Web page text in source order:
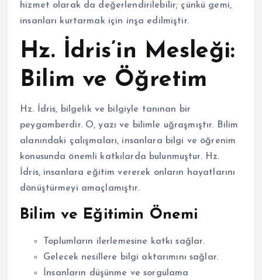
hizmet olarak da değerlendirilebilir; çünkü gemi,
insanları kurtarmak için inşa edilmiştir.
Hz. İdris’in Mesleği:
Bilim ve Öğretim
Hz. İdris, bilgelik ve bilgiyle tanınan bir
peygamberdir. O, yazı ve bilimle uğraşmıştır. Bilim
alanındaki çalışmaları, insanlara bilgi ve öğrenim
konusunda önemli katkılarda bulunmuştur. Hz.
İdris, insanlara eğitim vererek onların hayatlarını
dönüştürmeyi amaçlamıştır.
Bilim ve Eğitimin Önemi
Toplumların ilerlemesine katkı sağlar.
Gelecek nesillere bilgi aktarımını sağlar.
İnsanların düşünme ve sorgulama